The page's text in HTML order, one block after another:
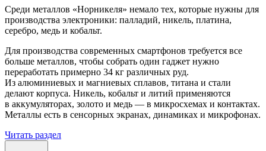
Среди металлов «Норникеля» немало тех, которые нужны для
производства электроники: палладий, никель, платина,
серебро, медь и кобальт.
Для производства современных смартфонов требуется все
больше металлов, чтобы собрать один гаджет нужно
переработать примерно 34 кг различных руд.
Из алюминиевых и магниевых сплавов, титана и стали
делают корпуса. Никель, кобальт и литий применяются
в аккумуляторах, золото и медь — в микросхемах и контактах.
Металлы есть в сенсорных экранах, динамиках и микрофонах.
Читать раздел